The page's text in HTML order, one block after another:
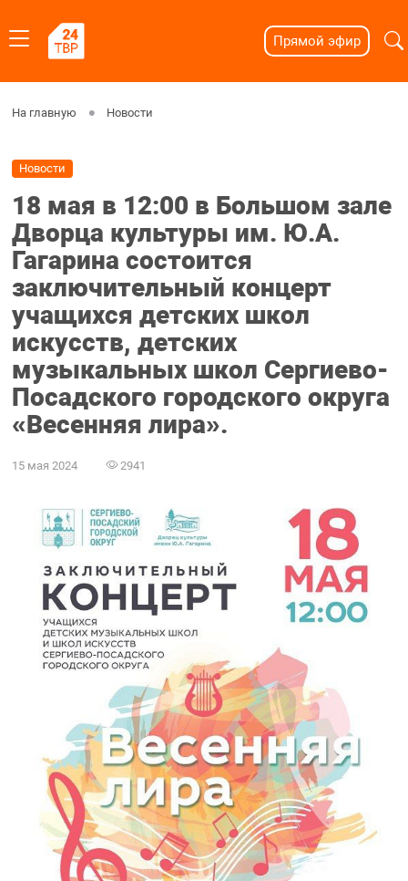
Прямой эфир
На главную Новости
Новости
18 мая в 12:00 в Большом зале
Дворца культуры им. Ю.А.
Гагарина состоится
заключительный концерт
учащихся детских школ
искусств, детских
музыкальных школ Сергиево-
Посадского городского округа
«Весенняя лира».
15 мая 2024 2941